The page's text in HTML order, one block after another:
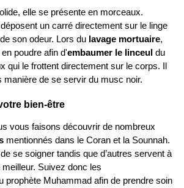
elle se présente en morceaux.
un carré directement sur le linge
son odeur. Lors du lavage mortuaire,
poudre afin d'embaumer le linceul du
qui le frottent directement sur le corps. Il
manière de se servir du musc noir.
bien-être
mentionnés dans le Coran et la Sounnah.
se soigner tandis que d’autres servent à
Suivez donc les
prophète Muhammad afin de prendre soin